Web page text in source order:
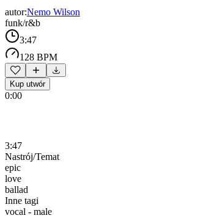
autor:Nemo Wilson
funk/r&b
3:47
128 BPM
Kup utwór
0:00
3:47
Nastrój/Temat
epic
love
ballad
Inne tagi
vocal - male